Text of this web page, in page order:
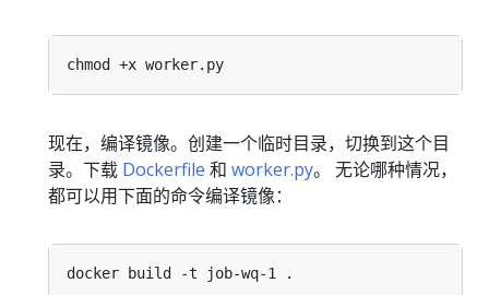
现在，编译镜像。创建一个临时目录，切换到这个目
录。下载 Dockerfile 和 worker.py。 无论哪种情况，
都可以用下面的命令编译镜像：